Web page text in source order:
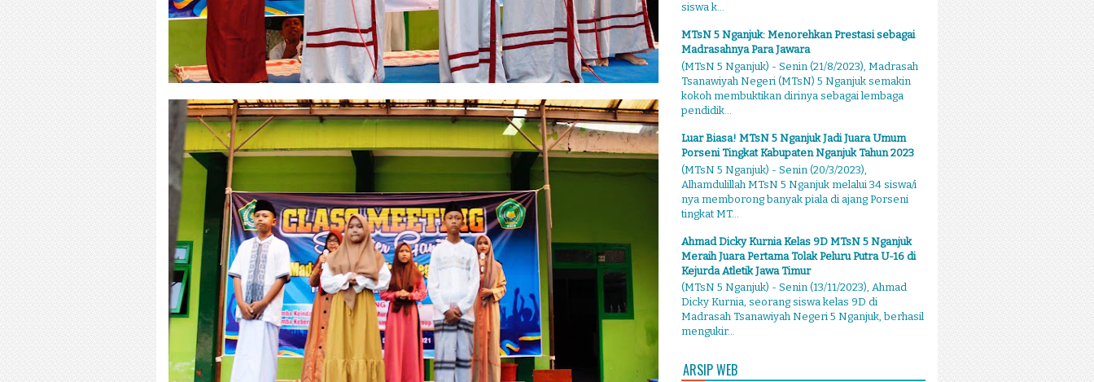
siswa k...
MTsN 5 Nganjuk: Menorehkan Prestasi sebagai
Madrasahnya Para Jawara
(MTsN 5 Nganjuk) - Senin (21/8/2023), Madrasah
Tsanawiyah Negeri (MTsN) 5 Nganjuk semakin
kokoh membuktikan dirinya sebagai lembaga
pendidik...
Luar Biasa! MTsN 5 Nganjuk Jadi Juara Umum
Porseni Tingkat Kabupaten Nganjuk Tahun 2023
(MTsN 5 Nganjuk) - Senin (20/3/2023),
Alhamdulillah MTsN 5 Nganjuk melalui 34 siswa/i
nya memborong banyak piala di ajang Porseni
tingkat MT...
Ahmad Dicky Kurnia Kelas 9D MTsN 5 Nganjuk
Meraih Juara Pertama Tolak Peluru Putra U-16 di
Kejurda Atletik Jawa Timur
(MTsN 5 Nganjuk) - Senin (13/11/2023), Ahmad
Dicky Kurnia, seorang siswa kelas 9D di
Madrasah Tsanawiyah Negeri 5 Nganjuk, berhasil
mengukir...
ARSIP WEB